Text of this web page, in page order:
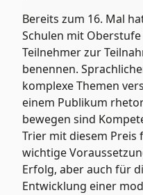
Bereits zum 16. Mal
Schulen mit
Teilnehmer zur
benennen.
komplexe Themen
einem Publikum
bewegen sind
Trier mit diesem Preis
wichtige
Erfolg, aber auch für
Entwicklung einer